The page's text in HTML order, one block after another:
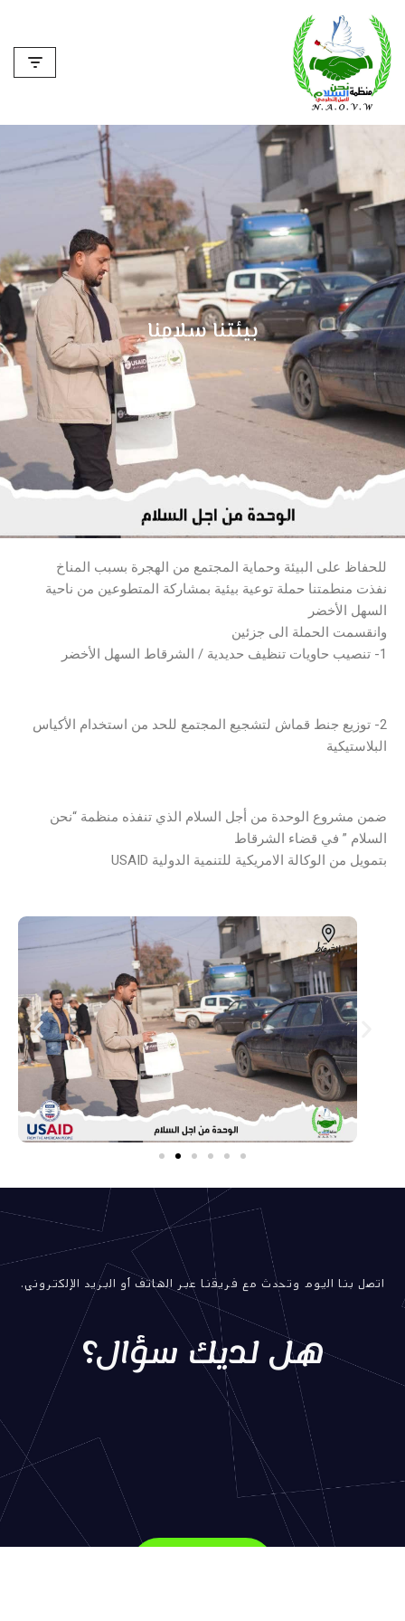
تخطى
إلى
المحتوى
بيئتنا سلامنا
للحفاظ على البيئة وحماية المجتمع من الهجرة بسبب المناخ
نفذت منطمتنا حملة توعية بيئية بمشاركة المتطوعين من ناحية
السهل الأخضر
وانقسمت الحملة الى جزئين
1- تنصيب حاويات تنظيف حديدية / الشرقاط السهل الأخضر
2- توزيع جنط قماش لتشجيع المجتمع للحد من استخدام الأكياس
البلاستيكية
ضمن مشروع الوحدة من أجل السلام الذي تنفذه منظمة “نحن
السلام ” في قضاء الشرقاط
بتمويل من الوكالة الامريكية للتنمية الدولية USAID
اتصل بنا اليوم وتحدث مع فريقنا عبر الهاتف أو البريد الإلكتروني.
هل لديك سؤال؟